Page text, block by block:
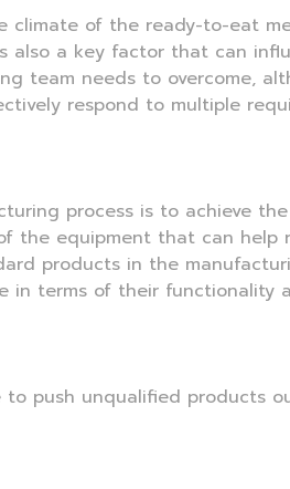
climate of the ready-to-eat
also a key factor that can
team needs to overcome,
respond to multiple
process is to achieve
the equipment that can help
products in the
in terms of their functionality
to push unqualified products